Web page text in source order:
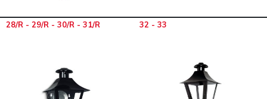
28/R - 29/R - 30/R - 31/R 32 - 33